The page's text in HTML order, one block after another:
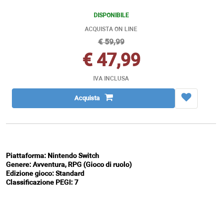
DISPONIBILE
ACQUISTA ON LINE
€ 59,99
€ 47,99
IVA INCLUSA
Acquista
Piattaforma: Nintendo Switch
Genere: Avventura, RPG (Gioco di ruolo)
Edizione gioco: Standard
Classificazione PEGI: 7